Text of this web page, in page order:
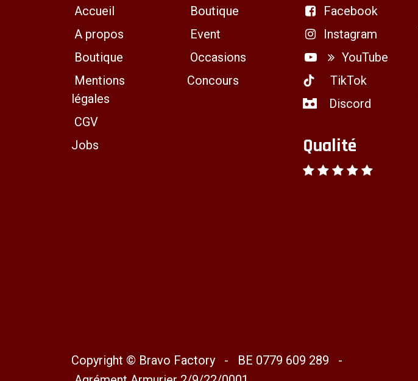
Accueil
A propos
Boutique
Mentions
légales
CGV
Jobs
Boutique
Event
Occasions
Concours
Facebook
Instagram
YouTube
TikTok
Discord
Qualité
Copyright © Bravo Factory - BE 0779 609 289 -